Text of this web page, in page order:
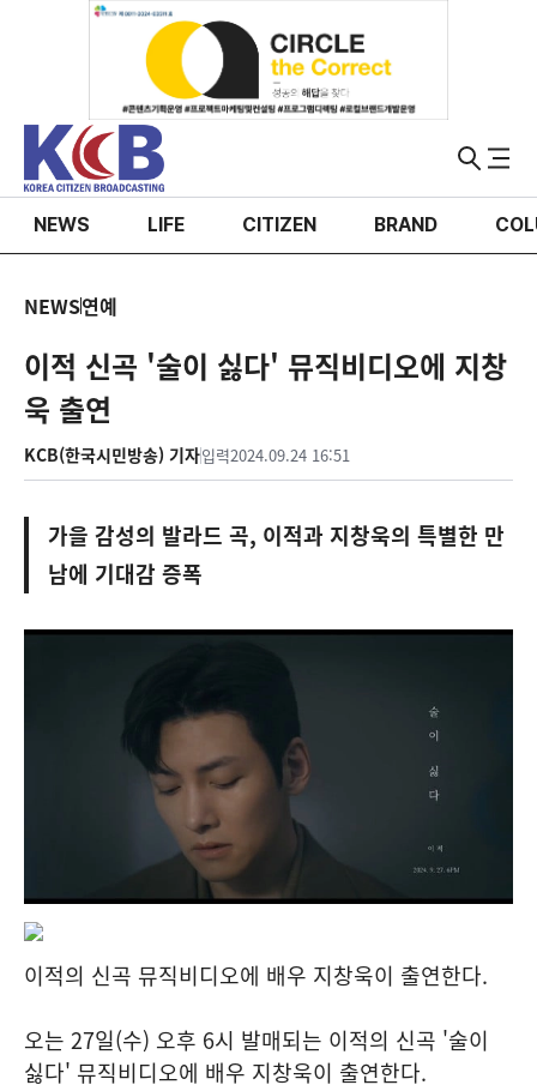
NEWS LIFE CITIZEN BRAND
NEWS연예
이적 신곡 '술이 싫다' 뮤직비디오에 지창
욱 출연
KCB(한국시민방송) 기자입력2024.09.24 16:51
가을 감성의 발라드 곡, 이적과 지창욱의 특별한 만
남에 기대감 증폭
이적의 신곡 뮤직비디오에 배우 지창욱이 출연한다.
오는 27일(수) 오후 6시 발매되는 이적의 신곡 '술이
싫다' 뮤직비디오에 배우 지창욱이 출연한다.